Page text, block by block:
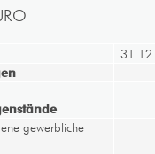
gewerbliche